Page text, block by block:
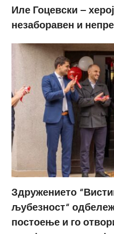
Иле Гоцевски –
незаборавен и
Здружението
љубезност“
постоење и го